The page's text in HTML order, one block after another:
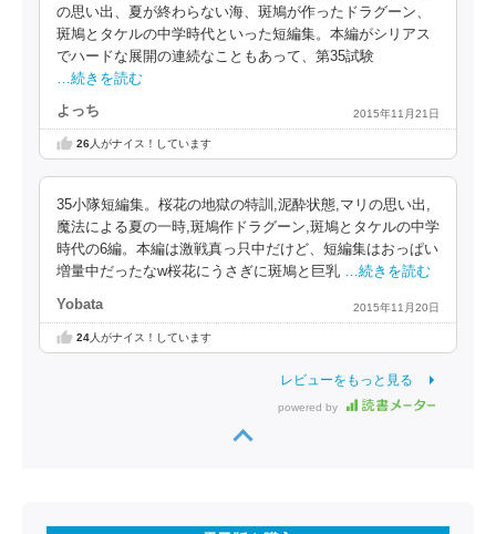
の思い出、夏が終わらない海、斑鳩が作ったドラグーン、
斑鳩とタケルの中学時代といった短編集。本編がシリアス
でハードな展開の連続なこともあって、第35試験
…続きを読む
よっち 2015年11月21日
26人がナイス！しています
35小隊短編集。桜花の地獄の特訓,泥酔状態,マリの思い出,
魔法による夏の一時,斑鳩作ドラグーン,斑鳩とタケルの中学
時代の6編。本編は激戦真っ只中だけど、短編集はおっぱい
増量中だったなw桜花にうさぎに斑鳩と巨乳 …続きを読む
Yobata 2015年11月20日
24人がナイス！しています
レビューをもっと見る
powered by